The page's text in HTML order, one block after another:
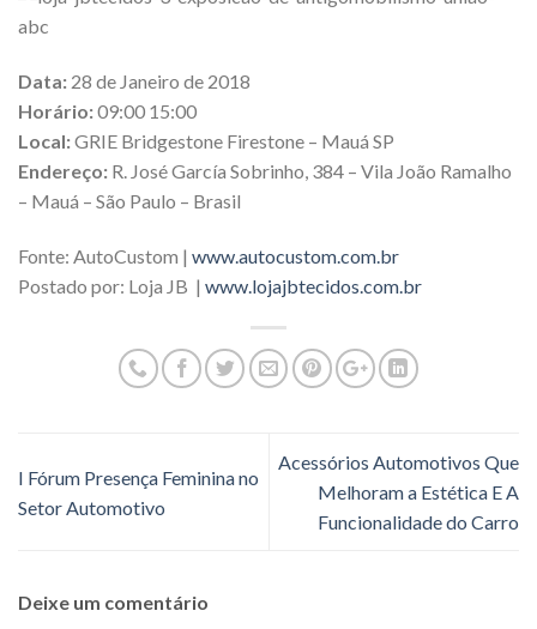
Data: 28 de Janeiro de 2018
Horário:09:00 15:00
Local:GRIE Bridgestone Firestone – Mauá SP
Endereço: R. José García Sobrinho, 384 – Vila João Ramalho
– Mauá – São Paulo – Brasil
Fonte: AutoCustom | www.autocustom.com.br
Postado por: Loja JB | www.lojajbtecidos.com.br
I Fórum Presença Feminina no
Setor Automotivo
Acessórios Automotivos Que
Melhoram a Estética E A
Funcionalidade do Carro
Deixe um comentário